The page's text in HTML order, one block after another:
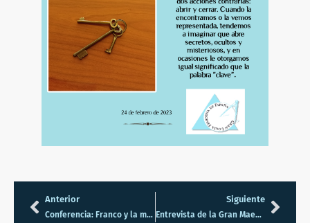
Anterior
Conferencia: Franco y la masonería
Siguiente
Entrevista de la Gran Maestra de la GLFE, Mar Sánchez